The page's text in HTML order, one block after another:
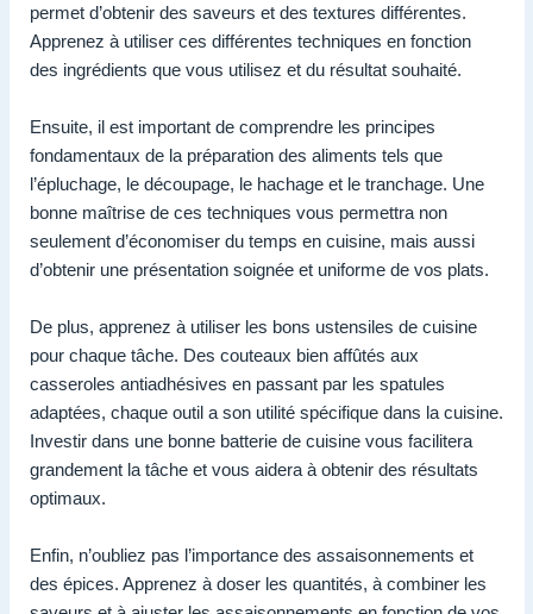
permet d’obtenir des saveurs et des textures différentes.
Apprenez à utiliser ces différentes techniques en fonction
des ingrédients que vous utilisez et du résultat souhaité.
Ensuite, il est important de comprendre les principes
fondamentaux de la préparation des aliments tels que
l’épluchage, le découpage, le hachage et le tranchage. Une
bonne maîtrise de ces techniques vous permettra non
seulement d’économiser du temps en cuisine, mais aussi
d’obtenir une présentation soignée et uniforme de vos plats.
De plus, apprenez à utiliser les bons ustensiles de cuisine
pour chaque tâche. Des couteaux bien affûtés aux
casseroles antiadhésives en passant par les spatules
adaptées, chaque outil a son utilité spécifique dans la cuisine.
Investir dans une bonne batterie de cuisine vous facilitera
grandement la tâche et vous aidera à obtenir des résultats
optimaux.
Enfin, n’oubliez pas l’importance des assaisonnements et
des épices. Apprenez à doser les quantités, à combiner les